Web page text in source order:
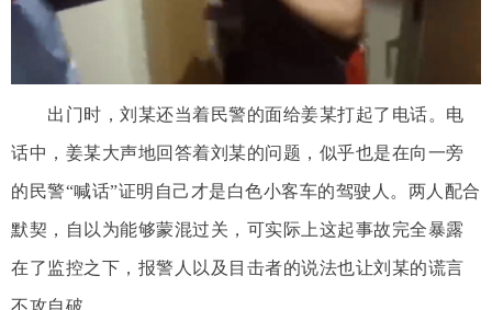
出门时，刘某还当着民警的面给姜某打起了电话。电
话中，姜某大声地回答着刘某的问题，似乎也是在向一旁
的民警“喊话”证明自己才是白色小客车的驾驶人。两人配合
默契，自以为能够蒙混过关，可实际上这起事故完全暴露
在了监控之下，报警人以及目击者的说法也让刘某的谎言
不攻自破。